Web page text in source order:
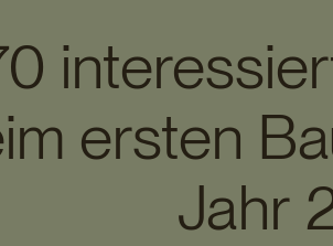
ersten
Jahr